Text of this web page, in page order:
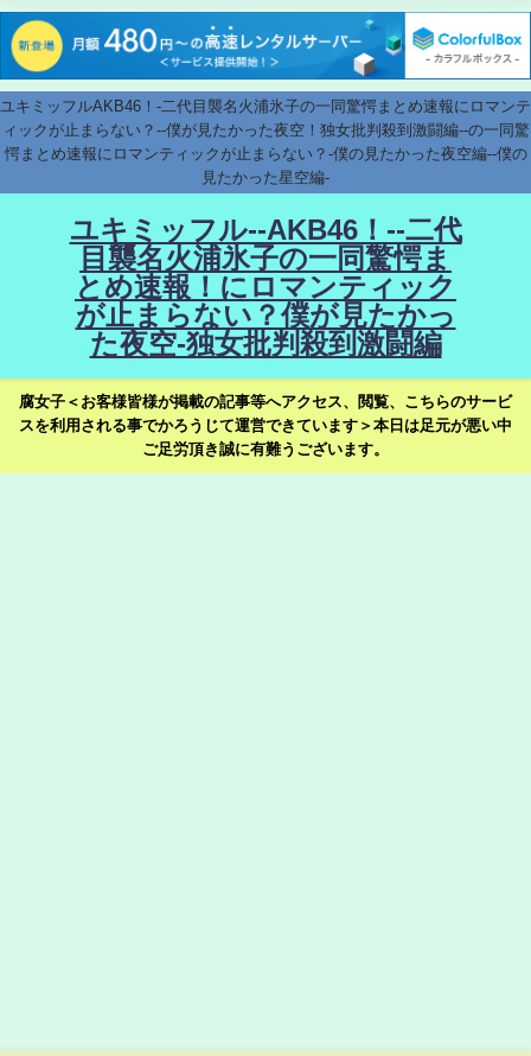
ユキミッフルAKB46！-二代目襲名火浦氷子の一同驚愕まとめ速報にロマンテ
ィックが止まらない？--僕が見たかった夜空！独女批判殺到激闘編--の一同驚
愕まとめ速報にロマンティックが止まらない？-僕の見たかった夜空編--僕の
見たかった星空編-
ユキミッフル--AKB46！--二代
目襲名火浦氷子の一同驚愕ま
とめ速報！にロマンティック
が止まらない？僕が見たかっ
た夜空-独女批判殺到激闘編
腐女子＜お客様皆様が掲載の記事等へアクセス、閲覧、こちらのサービ
スを利用される事でかろうじて運営できています＞本日は足元が悪い中
ご足労頂き誠に有難うございます。